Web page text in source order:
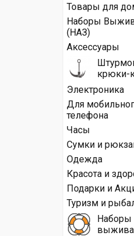
Товары для
Наборы
(НАЗ)
Аксессуары
крюки-
Электроника
Для
телефона
Часы
Сумки и
Одежда
Красота и
Подарки и
Туризм и
Наборы